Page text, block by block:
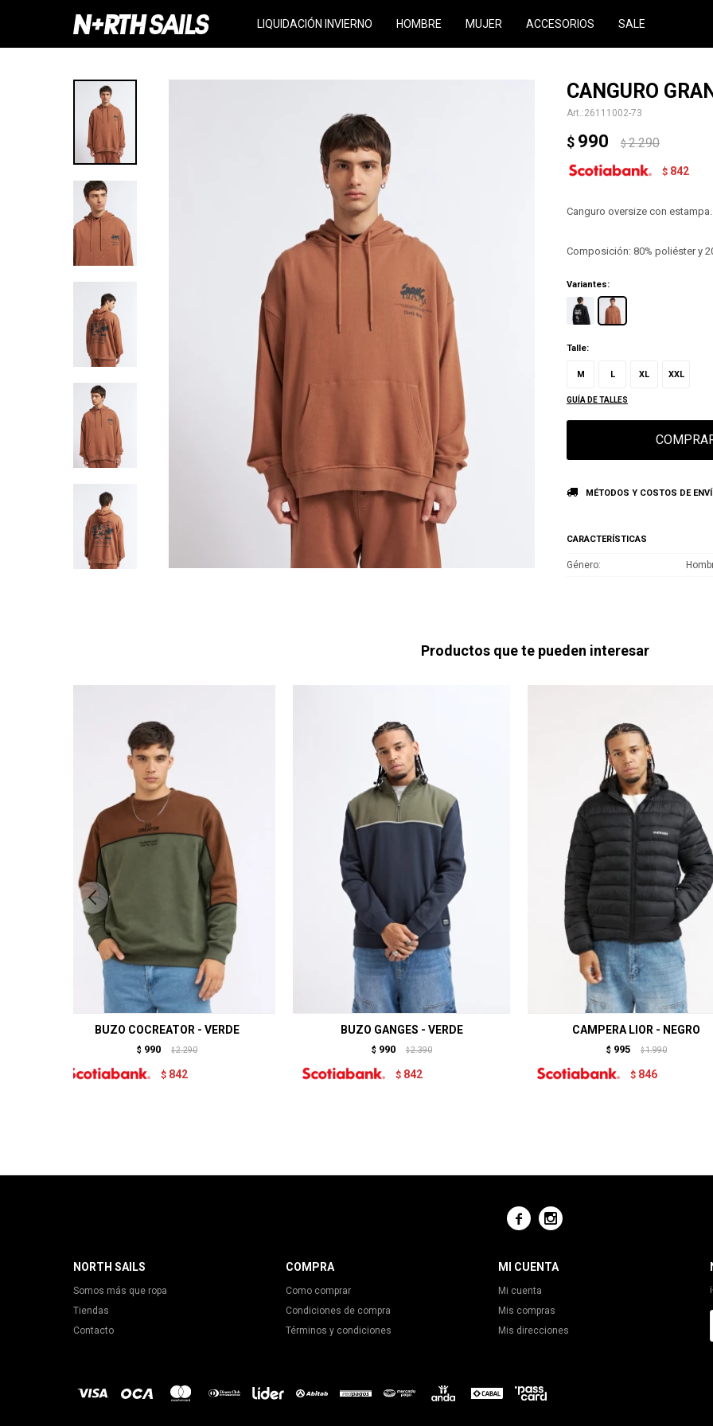
LIQUIDACIÓN INVIERNO HOMBRE MUJER ACCESORIOS SALE
CANGURO
26111002-73
$ 990 $ 2.290
$ 842
Canguro oversize con estampa.
Composición: 80% poliéster y
Variantes:
Talle:
M L XL XXL
GUÍA DE TALLES
MÉTODOS Y COSTOS DE
CARACTERÍSTICAS
Género
Productos que te pueden interesar
BUZO COCREATOR - VERDE
$ 990 $ 2.290
$ 842
BUZO GANGES - VERDE
$ 990 $ 2.390
$ 842
CAMPERA LIOR - NEGRO
$ 995 $ 1.990
$ 846
 
NORTH SAILS
Somos más que ropa
Tiendas
Contacto
COMPRA
Como comprar
Condiciones de compra
Términos y condiciones
MI CUENTA
Mi cuenta
Mis compras
Mis direcciones